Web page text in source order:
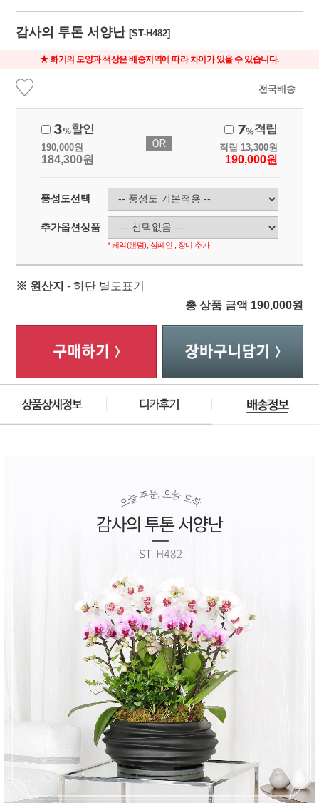
감사의 투톤 서양난[ST-H482]
★ 화기의 모양과 색상은 배송지역에 따라 차이가 있을 수 있습니다.
전국배송
190,000원
184,300원
적립 13,300원
190,000원
풍성도선택
추가옵션상품
* 케익(랜덤), 샴페인 , 장미 추가
※ 원산지 - 하단 별도표기
총 상품 금액 190,000원